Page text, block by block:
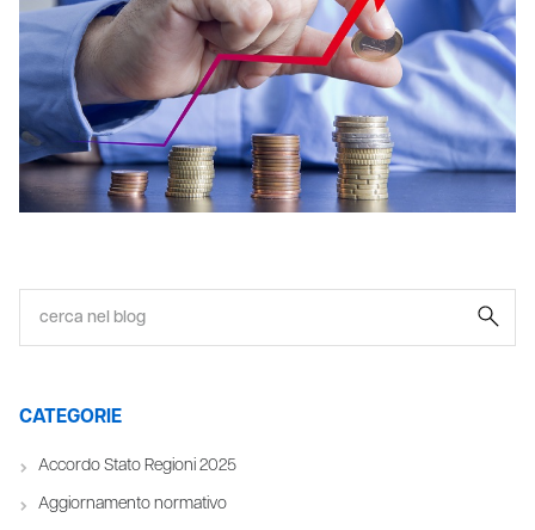
CATEGORIE
Accordo Stato Regioni 2025
Aggiornamento normativo